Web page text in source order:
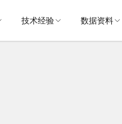
技术经验 数据资料